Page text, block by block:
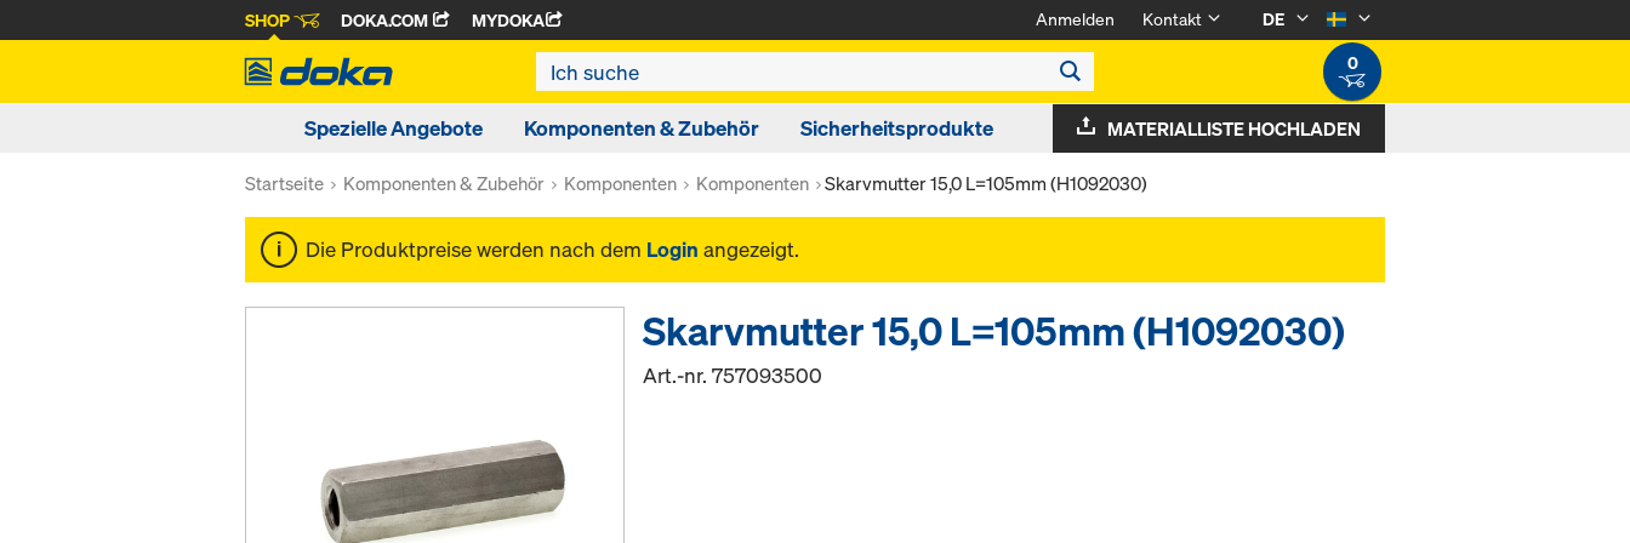
SHOP DOKA.COM MYDOKA Anmelden Kontakt
DE
0
Spezielle Angebote Komponenten & Zubehör Sicherheitsprodukte MATERIALLISTE HOCHLADEN
Startseite Komponenten & Zubehör Komponenten Komponenten Skarvmutter 15,0 L=105mm (H1092030)
Die Produktpreise werden nach dem Login angezeigt.
Skarvmutter 15,0 L=105mm (H1092030)
Art.-nr.757093500